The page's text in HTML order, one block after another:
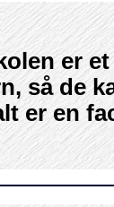
er
så de
er en